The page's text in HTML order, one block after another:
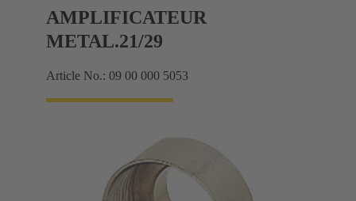
AMPLIFICATEUR
METAL.21/29
Article No.: 09 00 000 5053